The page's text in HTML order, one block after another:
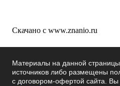
Скачано с www.znanio.ru
Материалы на данной страницы
источников либо размещены
с договором-офертой сайта.